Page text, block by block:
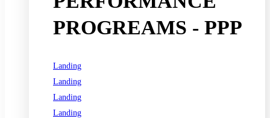
PROGREAMS - PPP
Landing
Landing
Landing
Landing